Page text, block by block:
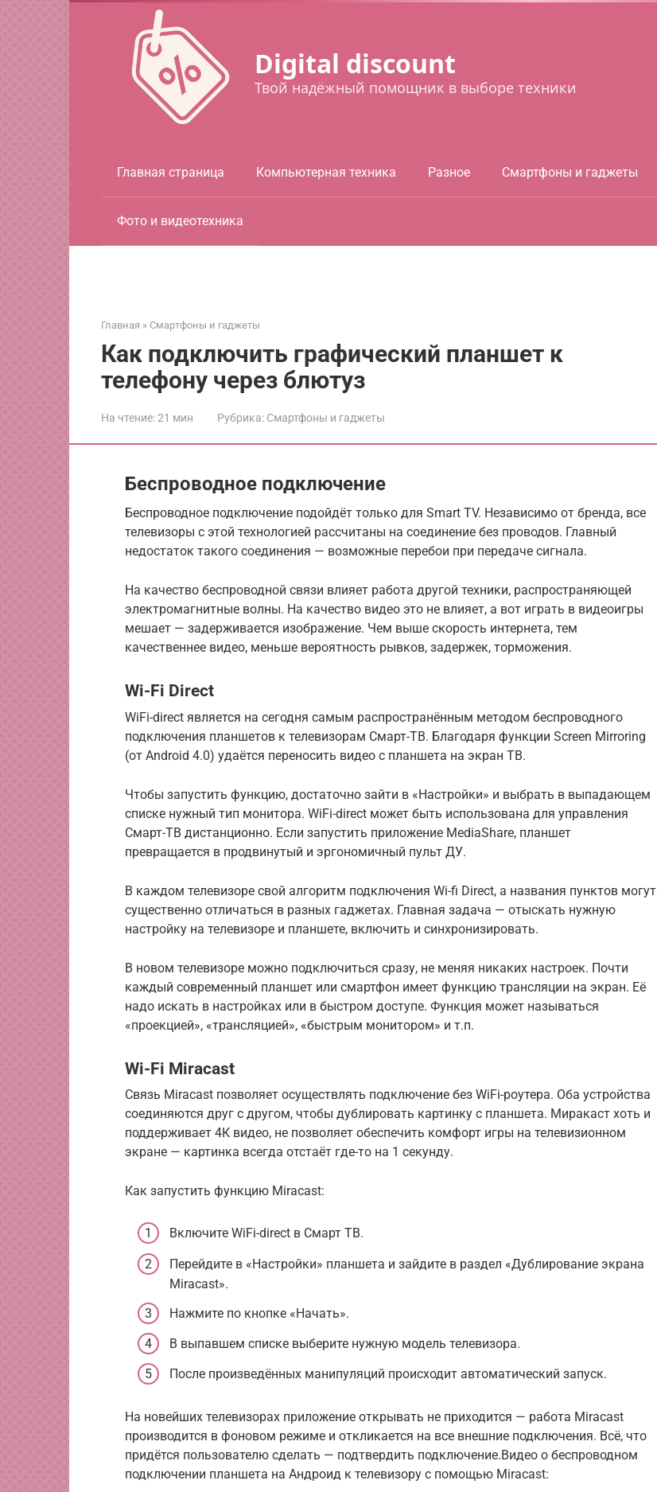
Digital discount
Твой надёжный помощник в выборе техники
Главная страница Компьютерная техника Разное Смартфоны и гаджеты
Фото и видеотехника
Главная » Смартфоны и гаджеты
Как подключить графический планшет к
телефону через блютуз
На чтение:21 мин Рубрика: Смартфоны и гаджеты
Беспроводное подключение
Беспроводное подключение подойдёт только для Smart TV. Независимо от бренда, все
телевизоры с этой технологией рассчитаны на соединение без проводов. Главный
недостаток такого соединения — возможные перебои при передаче сигнала.
На качество беспроводной связи влияет работа другой техники, распространяющей
электромагнитные волны. На качество видео это не влияет, а вот играть в видеоигры
мешает — задерживается изображение. Чем выше скорость интернета, тем
качественнее видео, меньше вероятность рывков, задержек, торможения.
Wi-Fi Direct
WiFi-direct является на сегодня самым распространённым методом беспроводного
подключения планшетов к телевизорам Смарт-ТВ. Благодаря функции Screen Mirroring
(от Android 4.0) удаётся переносить видео с планшета на экран ТВ.
Чтобы запустить функцию, достаточно зайти в «Настройки» и выбрать в выпадающем
списке нужный тип монитора. WiFi-direct может быть использована для управления
Смарт-ТВ дистанционно. Если запустить приложение MediaShare, планшет
превращается в продвинутый и эргономичный пульт ДУ.
В каждом телевизоре свой алгоритм подключения Wi-fi Direct, а названия пунктов могут
существенно отличаться в разных гаджетах. Главная задача — отыскать нужную
настройку на телевизоре и планшете, включить и синхронизировать.
В новом телевизоре можно подключиться сразу, не меняя никаких настроек. Почти
каждый современный планшет или смартфон имеет функцию трансляции на экран. Её
надо искать в настройках или в быстром доступе. Функция может называться
«проекцией», «трансляцией», «быстрым монитором» и т.п.
Wi-Fi Miracast
Связь Miracast позволяет осуществлять подключение без WiFi-роутера. Оба устройства
соединяются друг с другом, чтобы дублировать картинку с планшета. Миракаст хоть и
поддерживает 4К видео, не позволяет обеспечить комфорт игры на телевизионном
экране — картинка всегда отстаёт где-то на 1 секунду.
Как запустить функцию Miracast:
Включите WiFi-direct в Смарт ТВ.
Перейдите в «Настройки» планшета и зайдите в раздел «Дублирование экрана
Miracast».
Нажмите по кнопке «Начать».
В выпавшем списке выберите нужную модель телевизора.
После произведённых манипуляций происходит автоматический запуск.
На новейших телевизорах приложение открывать не приходится — работа Miracast
производится в фоновом режиме и откликается на все внешние подключения. Всё, что
придётся пользователю сделать — подтвердить подключение.Видео о беспроводном
подключении планшета на Андроид к телевизору с помощью Miracast: